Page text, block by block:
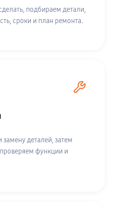
подбираем детали,
сроки и план ремонта.
деталей, затем
функции и